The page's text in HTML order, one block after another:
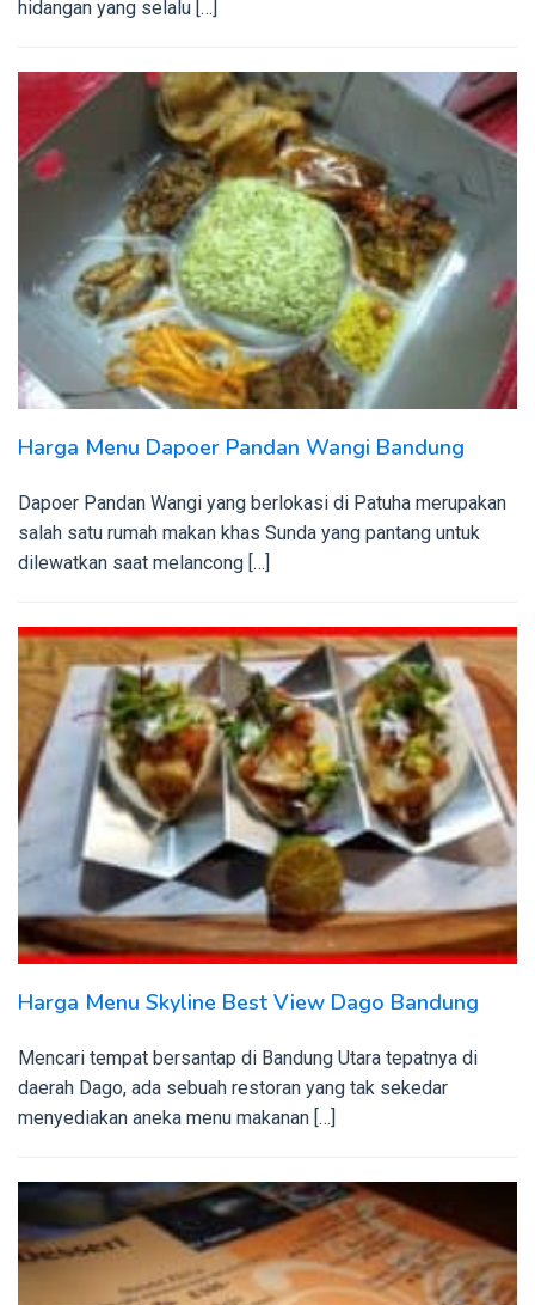
hidangan yang selalu […]
Harga Menu Dapoer Pandan Wangi Bandung
Dapoer Pandan Wangi yang berlokasi di Patuha merupakan
salah satu rumah makan khas Sunda yang pantang untuk
dilewatkan saat melancong […]
Harga Menu Skyline Best View Dago Bandung
Mencari tempat bersantap di Bandung Utara tepatnya di
daerah Dago, ada sebuah restoran yang tak sekedar
menyediakan aneka menu makanan […]